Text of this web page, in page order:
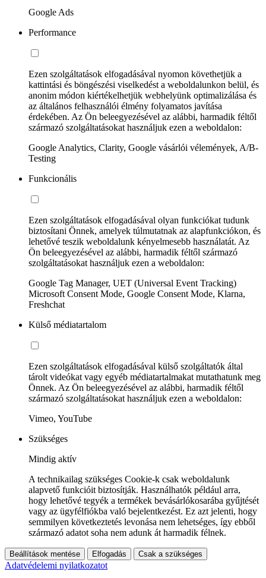
Google Ads
Performance
Ezen szolgáltatások elfogadásával nyomon követhetjük a
kattintási és böngészési viselkedést a weboldalunkon belül, és
anonim módon kiértékelhetjük webhelyünk optimalizálása és
az általános felhasználói élmény folyamatos javítása
érdekében. Az Ön beleegyezésével az alábbi, harmadik féltől
származó szolgáltatásokat használjuk ezen a weboldalon:
Google Analytics, Clarity, Google vásárlói vélemények, A/B-
Testing
Funkcionális
Ezen szolgáltatások elfogadásával olyan funkciókat tudunk
biztosítani Önnek, amelyek túlmutatnak az alapfunkciókon, és
lehetővé teszik weboldalunk kényelmesebb használatát. Az
Ön beleegyezésével az alábbi, harmadik féltől származó
szolgáltatásokat használjuk ezen a weboldalon:
Google Tag Manager, UET (Universal Event Tracking)
Microsoft Consent Mode, Google Consent Mode, Klarna,
Freshchat
Külső médiatartalom
Ezen szolgáltatások elfogadásával külső szolgáltatók által
tárolt videókat vagy egyéb médiatartalmakat mutathatunk meg
Önnek. Az Ön beleegyezésével az alábbi, harmadik féltől
származó szolgáltatásokat használjuk ezen a weboldalon:
Vimeo, YouTube
Szükséges
Mindig aktív
A technikailag szükséges Cookie-k csak weboldalunk
alapvető funkcióit biztosítják. Használhatók például arra,
hogy lehetővé tegyék a termékek bevásárlókosarába gyűjtését
vagy az ügyfélfiókba való bejelentkezést. Ez azt jelenti, hogy
semmilyen következtetés levonása nem lehetséges, így ebből
származó adatot soha nem adunk át harmadik félnek.
Beállítások mentése Elfogadás Csak a szükséges
Adatvédelemi nyilatkozatot